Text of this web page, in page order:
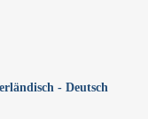
- Deutsch